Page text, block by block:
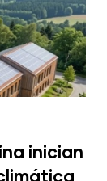
inician